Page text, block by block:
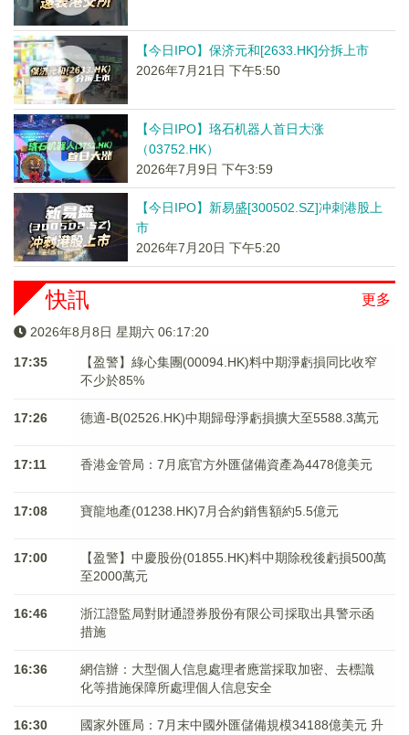
【今日IPO】保济元和[2633.HK]分拆上市
2026年7月21日 下午5:50
【今日IPO】珞石机器人首日大涨
（03752.HK）
2026年7月9日 下午3:59
【今日IPO】新易盛[300502.SZ]冲刺港股上
市
2026年7月20日 下午5:20
更多
快訊
2026年8月8日 星期六 06:17:20
17:35
【盈警】綠心集團(00094.HK)料中期淨虧損同比收窄
不少於85%
17:26 德適-B(02526.HK)中期歸母淨虧損擴大至5588.3萬元
17:11 香港金管局：7月底官方外匯儲備資產為4478億美元
17:08 寶龍地產(01238.HK)7月合約銷售額約5.5億元
17:00
【盈警】中慶股份(01855.HK)料中期除稅後虧損500萬
至2000萬元
16:46
浙江證監局對財通證券股份有限公司採取出具警示函
措施
16:36
網信辦：大型個人信息處理者應當採取加密、去標識
化等措施保障所處理個人信息安全
16:30
國家外匯局：7月末中國外匯儲備規模34188億美元 升